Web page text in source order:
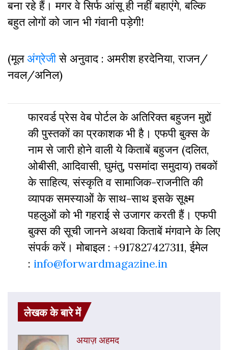
बना रहे हैं। मगर वे सिर्फ आंसू ही नहीं बहाएंगे, बल्कि
बहुत लोगों को जान भी गंवानी पड़ेगी!
(मूलअंग्रेजीसे अनुवाद : अमरीश हरदेनिया, राजन/
नवल/अनिल)
फारवर्ड प्रेस वेब पोर्टल के अतिरिक्‍त बहुजन मुद्दों
की पुस्‍तकों का प्रकाशक भी है। एफपी बुक्‍स के
नाम से जारी होने वाली ये किताबें बहुजन (दलित,
ओबीसी, आदिवासी, घुमंतु, पसमांदा समुदाय) तबकों
के साहित्‍य, संस्‍क‍ृति व सामाजिक-राजनीति की
व्‍यापक समस्‍याओं के साथ-साथ इसके सूक्ष्म
पहलुओं को भी गहराई से उजागर करती हैं। एफपी
बुक्‍स की सूची जानने अथवा किताबें मंगवाने के लिए
संपर्क करें। मोबाइल : +917827427311, ईमेल
: info@forwardmagazine.in
लेखक के बारे में
अयाज़ अहमद